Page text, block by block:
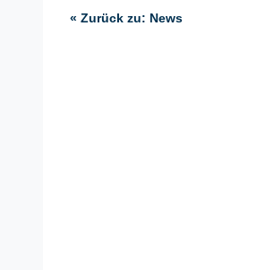
« Zurück zu: News